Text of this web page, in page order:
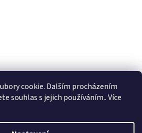
cookie. Dalším procházením
souhlas s jejich používáním.. Více
Instagramu